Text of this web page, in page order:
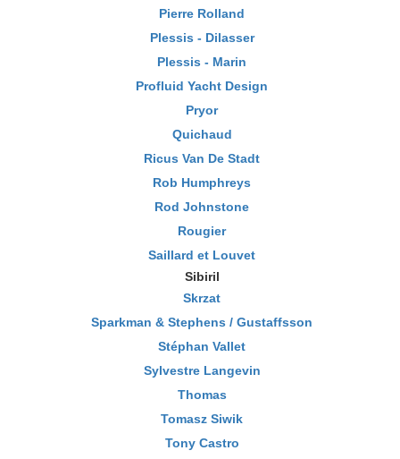
Pierre Rolland
Plessis - Dilasser
Plessis - Marin
Profluid Yacht Design
Pryor
Quichaud
Ricus Van De Stadt
Rob Humphreys
Rod Johnstone
Rougier
Saillard et Louvet
Sibiril
Skrzat
Sparkman & Stephens / Gustaffsson
Stéphan Vallet
Sylvestre Langevin
Thomas
Tomasz Siwik
Tony Castro